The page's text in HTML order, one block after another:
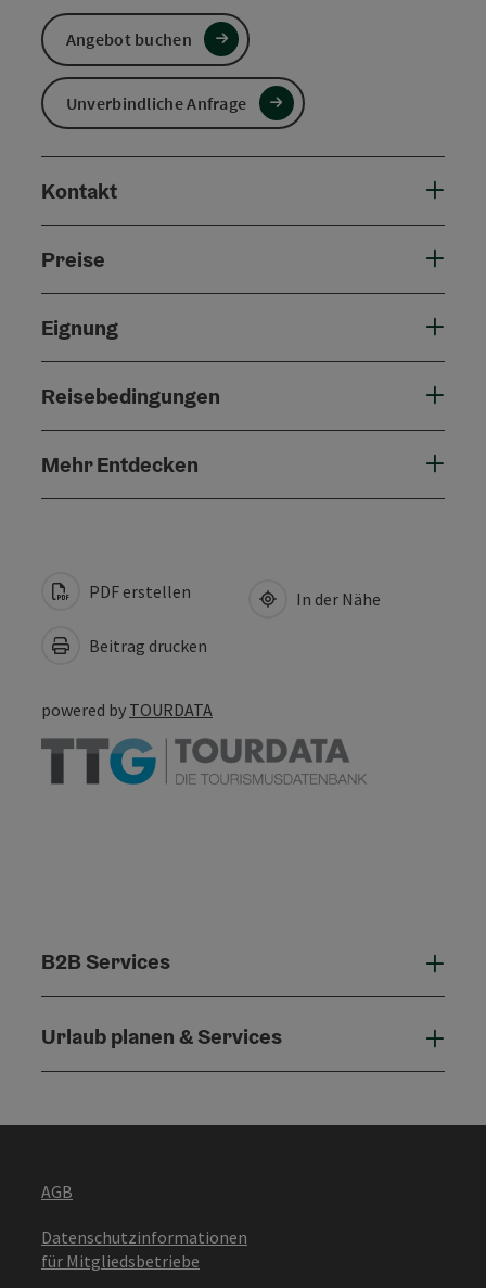
Angebot buchen
Unverbindliche Anfrage
Kontakt
Preise
Eignung
Reisebedingungen
Mehr Entdecken
PDF erstellen
Beitrag drucken
In der Nähe
powered by TOURDATA
B2B Services
Urlaub planen & Services
AGB
Datenschutzinformationen
für Mitgliedsbetriebe